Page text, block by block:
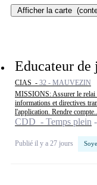
Afficher la carte
Educateur de
CIAS - 32 - MAUVEZIN
MISSIONS: Assurer le relai
informations et directives
l'application. Rendre compte...
CDD - Temps plein
Publié il y a 27 jours